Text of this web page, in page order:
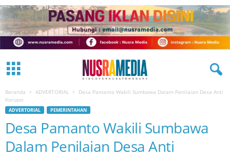
Beranda ADVERTORIAL
Desa Pamanto Wakili Sumbawa Dalam Penilaian Desa Anti
Korupsi
ADVERTORIAL PEMERINTAHAN
Desa Pamanto Wakili Sumbawa
Dalam Penilaian Desa Anti